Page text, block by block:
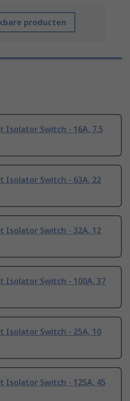
producten
Isolator Switch - 16A, 7.5
Isolator Switch - 63A, 22
Isolator Switch - 32A, 12
Isolator Switch - 100A, 37
Isolator Switch - 25A, 10
Isolator Switch - 125A, 45